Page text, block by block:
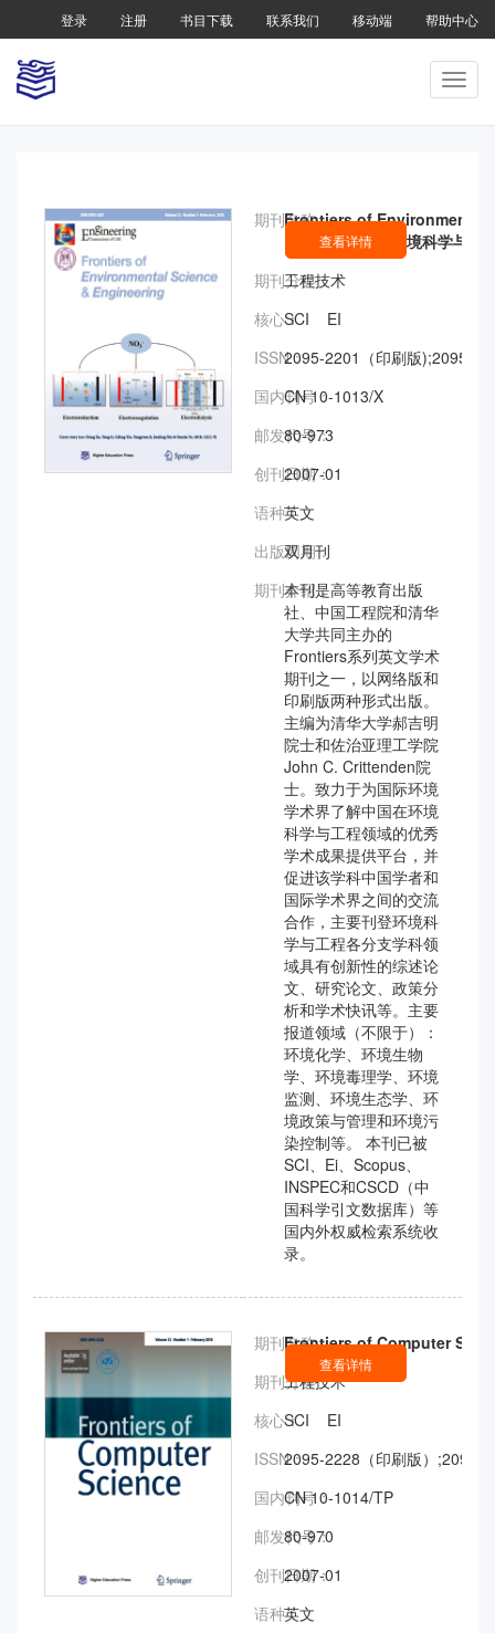
登录 注册 书目下载 联系我们 移动端 帮助中心
期刊名称：
Frontiers of Environmental
Engineering（环境科学与工
期刊分类：
工程技术
核心：SCI EI
ISSN：2095-2201（印刷版);2095-
国内刊号：
CN 10-1013/X
邮发代号：
80-973
创刊日期：
2007-01
语种：英文
出版周期：
双月刊
查看详情
期刊介绍：
本刊是高等教育出版
社、中国工程院和清华
大学共同主办的
Frontiers系列英文学术
期刊之一，以网络版和
印刷版两种形式出版。
主编为清华大学郝吉明
院士和佐治亚理工学院
John C. Crittenden院
士。致力于为国际环境
学术界了解中国在环境
科学与工程领域的优秀
学术成果提供平台，并
促进该学科中国学者和
国际学术界之间的交流
合作，主要刊登环境科
学与工程各分支学科领
域具有创新性的综述论
文、研究论文、政策分
析和学术快讯等。主要
报道领域（不限于）：
环境化学、环境生物
学、环境毒理学、环境
监测、环境生态学、环
境政策与管理和环境污
染控制等。 本刊已被
SCI、Ei、Scopus、
INSPEC和CSCD（中
国科学引文数据库）等
国内外权威检索系统收
录。
期刊名称：
Frontiers of Computer
期刊分类：
工程技术
核心：SCI EI
ISSN：2095-2228（印刷版）;2095-
国内刊号：
CN 10-1014/TP
邮发代号：
80-970
创刊日期：
2007-01
语种：英文
查看详情